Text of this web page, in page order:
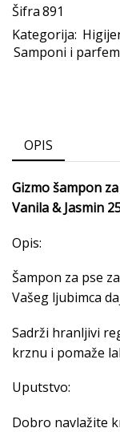
Šifra891
Kategorija:
Samponi i
OPIS
Gizmo šampon
Vanila & Jasmin
Opis:
Šampon za pse
Vašeg ljubimca
Sadrži hranljivi
krznu i pomaže
Uputstvo:
Dobro navlažite